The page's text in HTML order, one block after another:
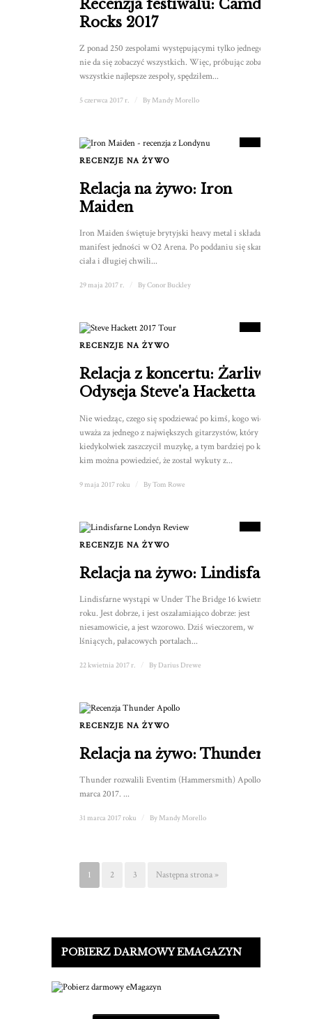
Recenzja festiwalu: Camden
Rocks 2017
Z ponad 250 zespołami występującymi tylko jednego dnia,
nie da się zobaczyć wszystkich. Więc, próbując zobaczyć
wszystkie najlepsze zespoły, spędziłem...
5 czerwca 2017 r. By Mandy Morello
RECENZJE NA ŻYWO
Relacja na żywo: Iron
Maiden
Iron Maiden świętuje brytyjski heavy metal i składa
manifest jedności w O2 Arena. Po poddaniu się skanowi
ciała i długiej chwili...
29 maja 2017 r. ByConor Buckley
WYNIK
RECENZJE NA ŻYWO
Relacja z koncertu: Żarliwa
Odyseja Steve'a Hacketta
Nie wiedząc, czego się spodziewać po kimś, kogo wielu
uważa za jednego z największych gitarzystów, który
kiedykolwiek zaszczycił muzykę, a tym bardziej po kimś, o
kim można powiedzieć, że został wykuty z...
9 maja 2017 roku ByTom Rowe
RECENZJE NA ŻYWO
Relacja na żywo: Lindisfarne
Lindisfarne wystąpi w Under The Bridge 16 kwietnia 2017
roku. Jest dobrze, i jest oszałamiająco dobrze: jest
niesamowicie, a jest wzorowo. Dziś wieczorem, w
lśniących, pałacowych portalach...
22 kwietnia 2017 r. By Darius Drewe
RECENZJE NA ŻYWO
Relacja na żywo: Thunder
Thunder rozwalili Eventim (Hammersmith) Apollo 28
marca 2017. ...
31 marca 2017 roku By Mandy Morello
1 2 3 Następna strona »
POBIERZ DARMOWY EMAGAZYN